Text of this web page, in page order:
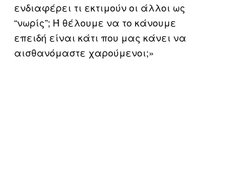
ενδιαφέρει τι εκτιμούν οι άλλοι ως
“νωρίς”; Ή θέλουμε να το κάνουμε
επειδή είναι κάτι που μας κάνει να
αισθανόμαστε χαρούμενοι;»